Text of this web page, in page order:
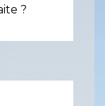
?